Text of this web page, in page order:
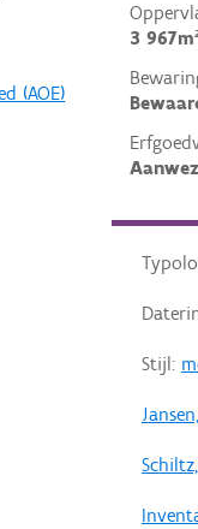
3
Stijl:
(AOE)